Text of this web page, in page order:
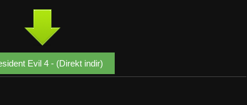
Evil 4 - (Direkt indir)